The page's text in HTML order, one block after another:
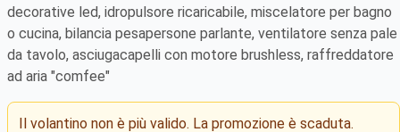
decorative led, idropulsore ricaricabile, miscelatore per bagno
o cucina, bilancia pesapersone parlante, ventilatore senza pale
da tavolo, asciugacapelli con motore brushless, raffreddatore
ad aria "comfee"
Il volantino non è più valido. La promozione è scaduta.